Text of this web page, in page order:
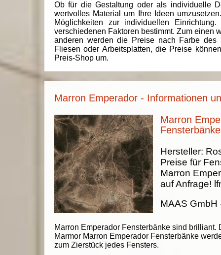
Ob für die Gestaltung oder als individuelle
wertvolles Material um Ihre Ideen
Möglichkeiten zur individuellen
verschiedenen Faktoren bestimmt. Zum einen
anderen werden die Preise nach Farbe des
Fliesen oder Arbeitsplatten, die Preise
Preis-Shop um.
Marron Emperador - Informationen
Marron
Fensterbänke
Marron Emperador Fensterbänke sind brilliant.
Marmor Marron Emperador Fensterbänke
zum Zierstück jedes Fensters.
Hersteller:
Preise für
Marron
auf Anfrage!
MAAS GmbH